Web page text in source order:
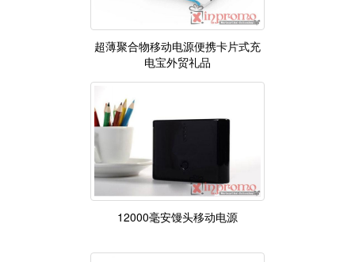
超薄聚合物移动电源便携卡片式充
电宝外贸礼品
12000毫安馒头移动电源